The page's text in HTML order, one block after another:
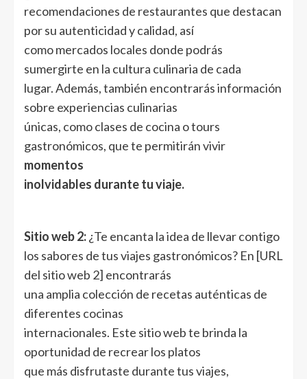
recomendaciones de restaurantes que destacan
por su autenticidad y calidad, así
como mercados locales donde podrás
sumergirte en la cultura culinaria de cada
lugar. Además, también encontrarás información
sobre experiencias culinarias
únicas, como clases de cocina o tours
gastronómicos, que te permitirán vivir
momentos
inolvidables durante tu viaje.
Sitio web 2:¿Te encanta la idea de llevar contigo
los sabores de tus viajes gastronómicos? En [URL
del sitio web 2] encontrarás
una amplia colección de recetas auténticas de
diferentes cocinas
internacionales. Este sitio web te brinda la
oportunidad de recrear los platos
que más disfrutaste durante tus viajes,